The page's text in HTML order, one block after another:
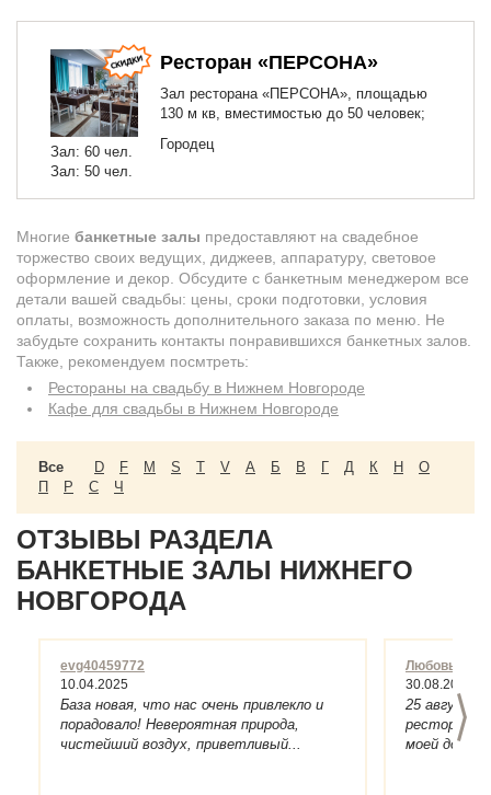
Зал: 60 чел.
Зал: 50 чел.
Ресторан «ПЕРСОНА»
Зал ресторана «ПЕРСОНА», площадью
130 м кв, вместимостью до 50 человек;
Городец
Многие банкетные залы предоставляют на свадебное
торжество своих ведущих, диджеев, аппаратуру, световое
оформление и декор. Обсудите с банкетным менеджером все
детали вашей свадьбы: цены, сроки подготовки, условия
оплаты, возможность дополнительного заказа по меню. Не
забудьте сохранить контакты понравившихся банкетных залов.
Также, рекомендуем посмтреть:
Рестораны на свадьбу в Нижнем Новгороде
Кафе для свадьбы в Нижнем Новгороде
Все D F M S T V А Б В Г Д К Н
О
П
Р С Ч
ОТЗЫВЫ РАЗДЕЛА
БАНКЕТНЫЕ ЗАЛЫ НИЖНЕГО
НОВГОРОДА
>
evg40459772
10.04.2025
База новая, что нас очень привлекло и
порадовало! Невероятная природа,
чистейший воздух, приветливый...
Любовь
30.08.2021
25 августа
ресторане
моей